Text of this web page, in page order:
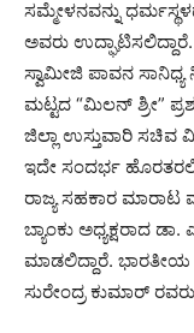
ಸಮ್ಮೇಳನವನ್ನು
ಅವರು
ಸ್ವಾಮೀಜಿ ಪಾವನ
ಮಟ್ಟದ “ಮಿಲನ್ ಶ್ರೀ”
ಜಿಲ್ಲಾ ಉಸ್ತುವಾರಿ ಸಚಿವ
ಇದೇ ಸಂದರ್ಭ
ರಾಜ್ಯ ಸಹಕಾರ ಮಾರಾಟ
ಬ್ಯಾಂಕು ಅಧ್ಯಕ್ಷರಾದ
ಮಾಡಲಿದ್ದಾರೆ. ಭಾರತೀಯ
ಸುರೇಂದ್ರ ಕುಮಾರ್